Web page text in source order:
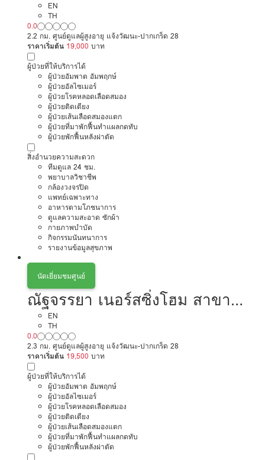
EN
TH
0.0
2.2 กม. ศูนย์ดูแลผู้สูงอายุ แจ้งวัฒนะ-ปากเกร็ด 28
ราคาเริ่มต้น 19,000 บาท
ผู้ป่วยที่ให้บริการได้
ผู้ป่วยอัมพาต อัมพฤกษ์
ผู้ป่วยอัลไซเมอร์
ผู้ป่วยโรคหลอดเลือดสมอง
ผู้ป่วยติดเตียง
ผู้ป่วยเส้นเลือดสมองแตก
ผู้ป่วยที่มาพักฟื้นทำแผลกดทับ
ผู้ป่วยพักฟื้นหลังผ่าตัด
สิ่งอำนวยความสะดวก
ทีมดูแล 24 ชม.
พยาบาลวิชาชีพ
กล้องวงจรปิด
แพทย์เฉพาะทาง
อาหารตามโภชนาการ
ดูแลความสะอาด ซักผ้า
กายภาพบำบัด
กิจกรรมนันทนาการ
รายงานข้อมูลสุขภาพ
นัดเยี่ยมชมศูนย์
ณัฐจรรยา เนอร์สซิ่งโฮม สาขา
เมืองทอง นนทบุรี
EN
TH
0.0
2.3 กม. ศูนย์ดูแลผู้สูงอายุ แจ้งวัฒนะ-ปากเกร็ด 28
ราคาเริ่มต้น 19,500 บาท
ผู้ป่วยที่ให้บริการได้
ผู้ป่วยอัมพาต อัมพฤกษ์
ผู้ป่วยอัลไซเมอร์
ผู้ป่วยโรคหลอดเลือดสมอง
ผู้ป่วยติดเตียง
ผู้ป่วยเส้นเลือดสมองแตก
ผู้ป่วยที่มาพักฟื้นทำแผลกดทับ
ผู้ป่วยพักฟื้นหลังผ่าตัด